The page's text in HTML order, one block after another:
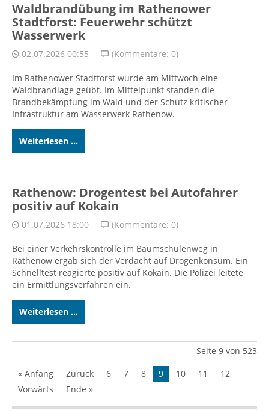
Waldbrandübung im Rathenower
Stadtforst: Feuerwehr schützt
Wasserwerk
02.07.2026 00:55 (Kommentare: 0)
Im Rathenower Stadtforst wurde am Mittwoch eine
Waldbrandlage geübt. Im Mittelpunkt standen die
Brandbekämpfung im Wald und der Schutz kritischer
Infrastruktur am Wasserwerk Rathenow.
Weiterlesen ...
Rathenow: Drogentest bei Autofahrer
positiv auf Kokain
01.07.2026 18:00 (Kommentare: 0)
Bei einer Verkehrskontrolle im Baumschulenweg in
Rathenow ergab sich der Verdacht auf Drogenkonsum. Ein
Schnelltest reagierte positiv auf Kokain. Die Polizei leitete
ein Ermittlungsverfahren ein.
Weiterlesen ...
Seite 9 von 523
« Anfang
Zurück 6 7 8 9 10 11
12
Vorwärts
Ende »